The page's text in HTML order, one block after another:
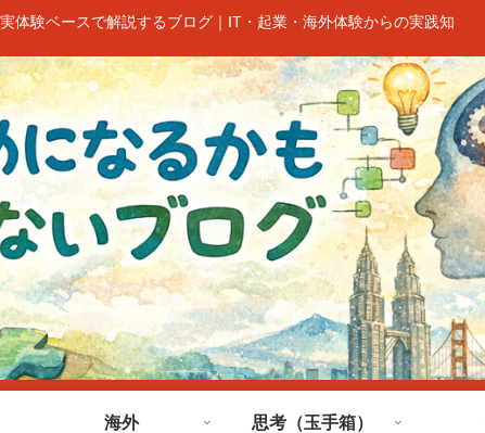
体験ベースで解説するブログ｜IT・起業・海外体験からの実践知
海外 思考（玉手箱）